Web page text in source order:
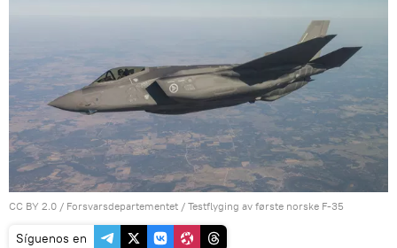
CC BY 2.0 / Forsvarsdepartementet / Testflyging av første norske F-35
Síguenos en